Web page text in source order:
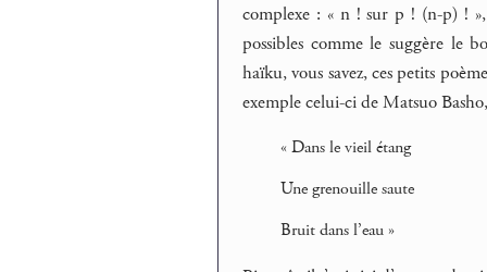
complexe : « n ! sur p ! (n-p) !
possibles comme le suggère le
haïku, vous savez, ces petits
exemple celui-ci de Matsuo
« Dans le vieil étang
Une grenouille saute
Bruit dans l’eau »